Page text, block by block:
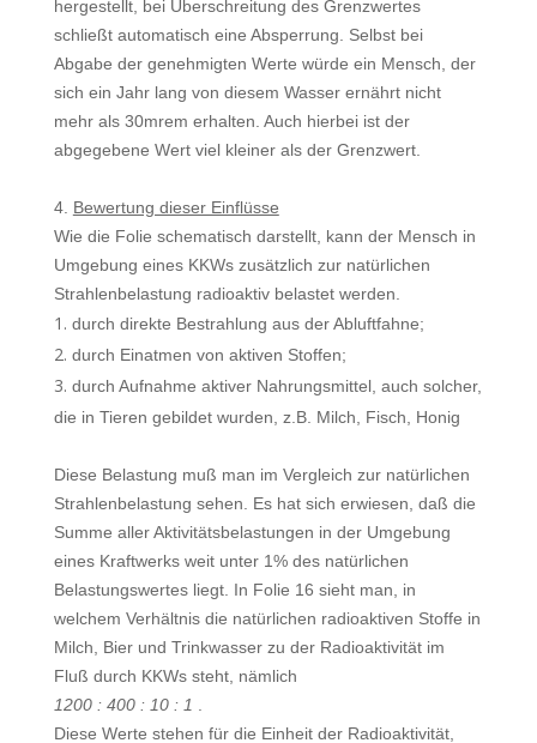
herge­stellt, bei Überschreitung des Grenzwertes
schließt automatisch eine Absper­rung. Selbst bei
Abgabe der genehmigten Werte würde ein Mensch, der
sich ein Jahr lang von diesem Wasser ernährt nicht
mehr als 30mrem erhalten. Auch hierbei ist der
abgegebene Wert viel kleiner als der Grenzwert.
4. Bewertung dieser Einflüsse
Wie die Folie schematisch darstellt, kann der Mensch in
Umgebung eines KKWs zusätzlich zur natürlichen
Strahlenbelastung radioaktiv belastet wer­den.
durch direkte Bestrahlung aus der Abluftfahne;
durch Einatmen von aktiven Stoffen;
durch Aufnahme aktiver Nahrungsmittel, auch solcher,
die in Tieren gebil­det wurden, z.B. Milch, Fisch, Honig
Diese Belastung muß man im Vergleich zur natürlichen
Strahlenbelastung se­hen. Es hat sich erwiesen, daß die
Summe aller Aktivitätsbelastungen in der Umgebung
eines Kraftwerks weit unter 1% des natürlichen
Belastungswertes liegt. In Folie 16 sieht man, in
welchem Verhältnis die natürlichen radioakti­ven Stoffe in
Milch, Bier und Trinkwasser zu der Radioaktivität im
Fluß durch KKWs steht, nämlich
1200 : 400 : 10 : 1
Diese Werte stehen für die Einheit der Radioaktivität,